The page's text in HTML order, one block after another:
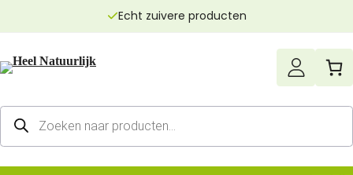
inhoud
Echt zuivere producten
Producten
zoeken